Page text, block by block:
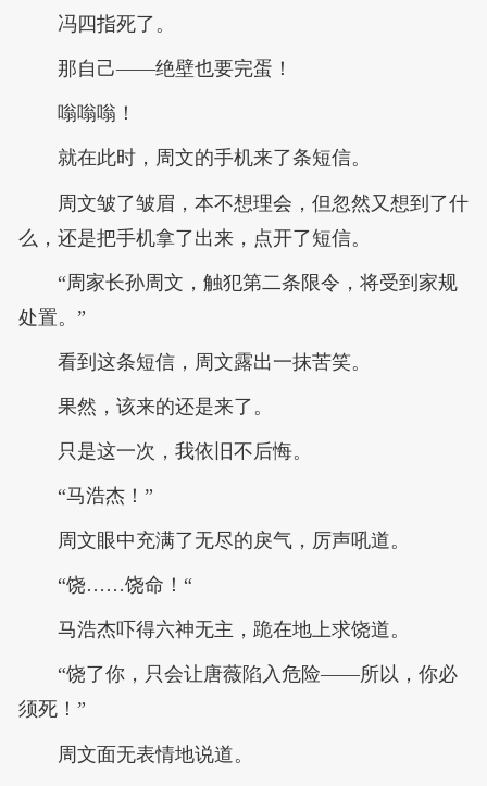
冯四指死了。
那自己——绝壁也要完蛋！
嗡嗡嗡！
就在此时，周文的手机来了条短信。
周文皱了皱眉，本不想理会，但忽然又想到了什
么，还是把手机拿了出来，点开了短信。
“周家长孙周文，触犯第二条限令，将受到家规
处置。”
看到这条短信，周文露出一抹苦笑。
果然，该来的还是来了。
只是这一次，我依旧不后悔。
“马浩杰！”
周文眼中充满了无尽的戾气，厉声吼道。
“饶……饶命！“
马浩杰吓得六神无主，跪在地上求饶道。
“饶了你，只会让唐薇陷入危险——所以，你必
须死！”
周文面无表情地说道。